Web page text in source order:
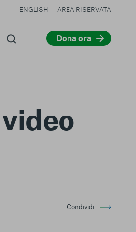
Dona ora
ENGLISH AREA RISERVATA
Condividi